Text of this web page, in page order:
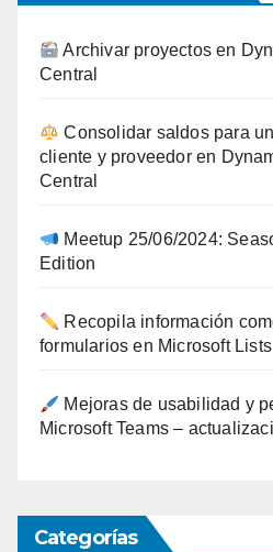
Archivar proyectos en
Central
Consolidar saldos para
cliente y proveedor en
Central
Meetup 25/06/2024:
Edition
Recopila información
formularios en Microsoft Lists
Mejoras de usabilidad y
Microsoft Teams –
Categorías